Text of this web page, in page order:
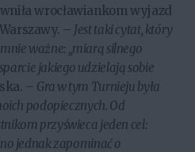
wrocławiankom wyjazd
– Jest taki cytat, który
ważne: „miarą silnego
jakiego udzielają sobie
– Gra w tym Turnieju była
podopiecznych. Od
przyświeca jeden cel:
jednak zapominać o